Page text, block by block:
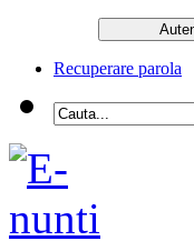
Recuperare parola